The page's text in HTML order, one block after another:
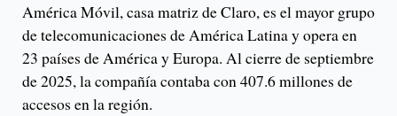
América Móvil, casa matriz de Claro, es el mayor grupo
de telecomunicaciones de América Latina y opera en
23 países de América y Europa. Al cierre de septiembre
de 2025, la compañía contaba con 407.6 millones de
accesos en la región.